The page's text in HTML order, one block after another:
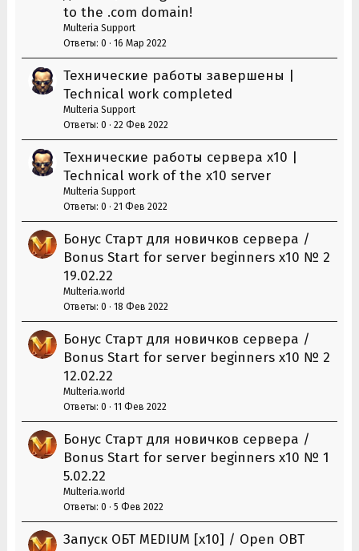
to the .com domain!
Multeria Support
Ответы 0 16 Мар 2022
Технические работы завершены |
Technical work completed
Multeria Support
Ответы 0 22 Фев 2022
Технические работы сервера х10 |
Technical work of the x10 server
Multeria Support
Ответы 0 21 Фев 2022
Бонус Старт для новичков сервера /
Bonus Start for server beginners х10 № 2
19.02.22
Multeria.world
Ответы 0 18 Фев 2022
Бонус Старт для новичков сервера /
Bonus Start for server beginners х10 № 2
12.02.22
Multeria.world
Ответы 0 11 Фев 2022
Бонус Старт для новичков сервера /
Bonus Start for server beginners х10 № 1
5.02.22
Multeria.world
Ответы 0 5 Фев 2022
Запуск ОБТ MEDIUM [x10] / Open OBT